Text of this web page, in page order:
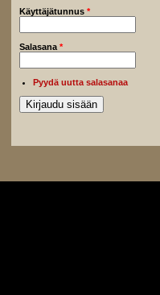
Käyttäjätunnus *
Salasana *
Pyydä uutta salasanaa